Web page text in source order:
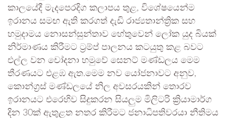
කාලයේදී මැදපෙරදිග කලාපය තුළ, විශේෂයෙන්ම
ඉරානය සමඟ ඇති කරගත් දැඩි රාජ්‍යතාන්ත්‍රික සහ
හමුදාමය නොසන්සුන්තාව හේතුවෙන් ලෝක යුද බියක්
නිර්මාණය කිරීමට ට්‍රම්ප් පාලනය කටයුතු කළ බවට
එල්ල වන චෝදනා හමුවේ සෙනට් මණ්ඩලය මෙම
තීරණයට එළඹ ඇත.මෙම නව යෝජනාවට අනුව,
කොන්ග්‍රස් මණ්ඩලයේ නිල අවසරයකින් තොරව
ඉරානයට එරෙහිව සිදුකරන සියලුම මිලිටරි ක්‍රියාමාර්ග
දින 30ක් ඇතුළත නතර කිරීමට ජනාධිපතිවරයා නීතිමය